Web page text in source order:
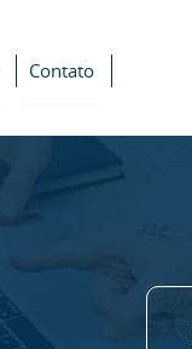
Contato